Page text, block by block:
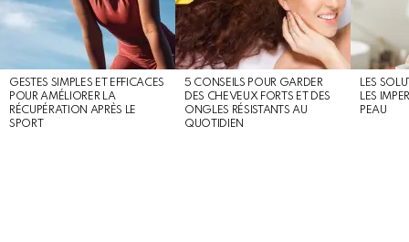
GESTES SIMPLES ET EFFICACES
POUR AMÉLIORER LA
RÉCUPÉRATION APRÈS LE
SPORT
5 CONSEILS POUR GARDER
DES CHEVEUX FORTS ET DES
ONGLES RÉSISTANTS AU
QUOTIDIEN
LES
LES
PEAU